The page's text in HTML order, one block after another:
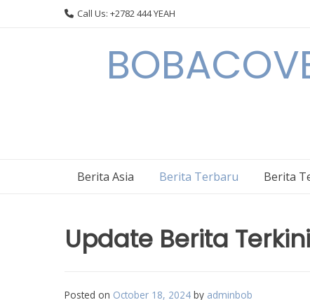
Call Us: +2782 444 YEAH
Berita Asia Berita Terbaru Berita
Update Berita
Posted on October 18, 2024 by adminbob